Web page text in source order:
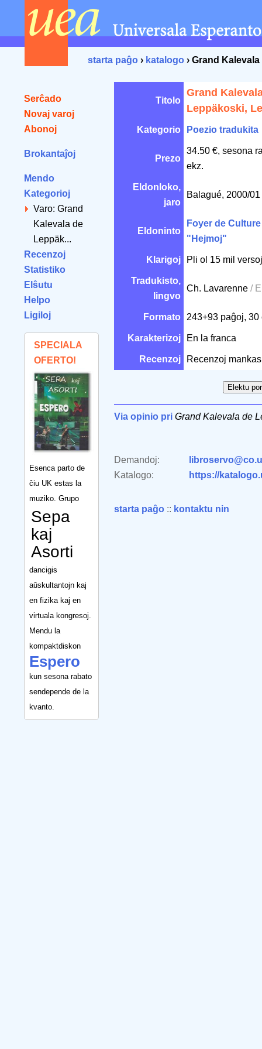
starta paĝo › katalogo › Grand
Serĉado
Novaj varoj
Abonoj
Brokantaĵoj
Mendo
Kategorioj
Varo: Grand
Kalevala de
Leppäk...
Recenzoj
Statistiko
Elŝutu
Helpo
Ligiloj
SPECIALA
OFERTO!
Esenca parto de
ĉiu UK estas la
muziko. Grupo
Sepa
kaj
Asorti
dancigis
aŭskultantojn kaj
en fizika kaj en
virtuala kongresoj.
Mendu la
kompaktdiskon
Espero
kun sesona rabato
sendepende de la
kvanto.
Titolo
Grand
Leppäkoski, Le
Kategorio Poezio tradukita
Prezo
34.50 €, sesona
ekz.
Eldonloko,
jaro
Balagué, 2000/01
Eldoninto
Foyer de
"Hejmoj"
Klarigoj Pli ol 15 mil
Tradukisto,
lingvo
Ch. Lavarenne /
Formato 243+93 paĝoj,
Karakterizoj En la franca
Recenzoj Recenzoj
Via opinio pri Grand Kalevala de
Demandoj:
Katalogo:
https://
starta paĝo :: kontaktu nin